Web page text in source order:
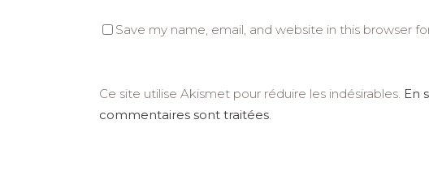
Save my name, email, and website in this browser
Ce site utilise Akismet pour réduire les indésirables. En
commentaires sont traitées.